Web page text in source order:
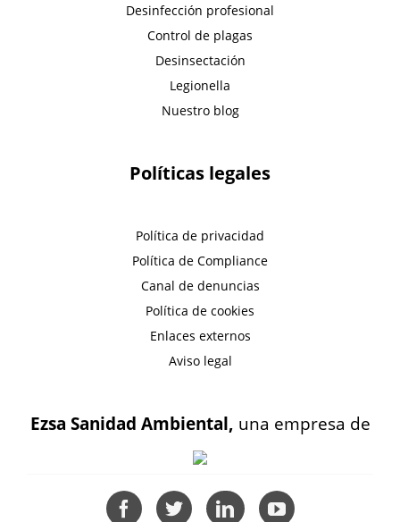
Desinfección profesional
Control de plagas
Desinsectación
Legionella
Nuestro blog
Políticas legales
Política de privacidad
Política de Compliance
Canal de denuncias
Política de cookies
Enlaces externos
Aviso legal
Ezsa Sanidad Ambiental, una empresa de